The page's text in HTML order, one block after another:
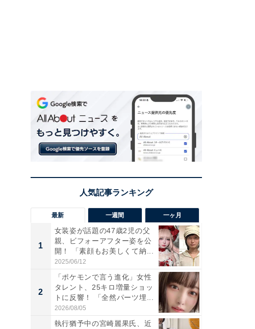
最新 一週間 一ヶ月
1
女装姿が話題の47歳2児の父
親、ビフォーアフター姿を公
開！ 「素顔もお美しくて納...
2025/06/12
2
「ポケモンで言う進化」女性
タレント、25キロ増量ショッ
トに反響！ 「全然パーツ埋...
2026/08/05
執行猶予中の宮崎麗果氏、近